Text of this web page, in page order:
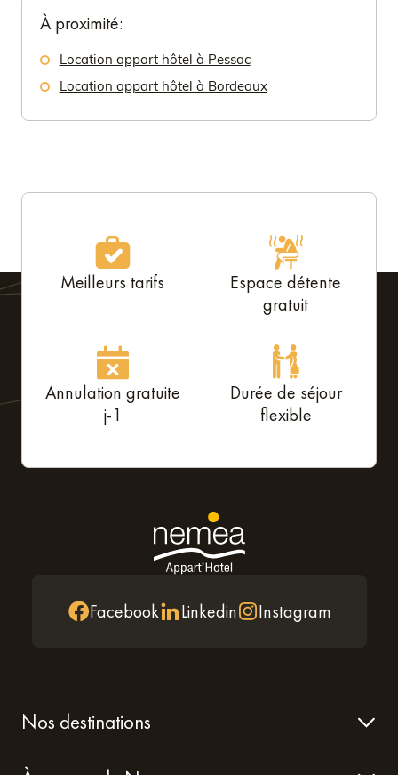
À proximité:
Location appart hôtel à Pessac
Location appart hôtel à Bordeaux
Meilleurs tarifs
Espace détente
gratuit
Annulation gratuite
j-1
Durée de séjour
flexible
Facebook Linkedin Instagram
Nos destinations